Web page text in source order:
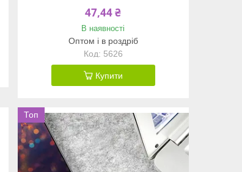
47,44 ₴
В наявності
Оптом і в роздріб
5626
Купити
Топ